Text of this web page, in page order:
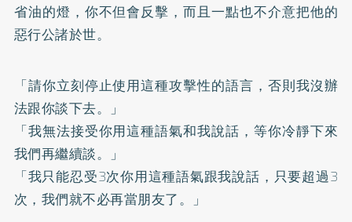
省油的燈，你不但會反擊，而且一點也不介意把他的
惡行公諸於世。
「請你立刻停止使用這種攻擊性的語言，否則我沒辦
法跟你談下去。」
「我無法接受你用這種語氣和我說話，等你冷靜下來
我們再繼續談。」
「我只能忍受3次你用這種語氣跟我說話，只要超過3
次，我們就不必再當朋友了。」